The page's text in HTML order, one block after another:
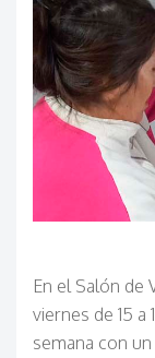
En el Salón de
viernes de 15 a
semana con